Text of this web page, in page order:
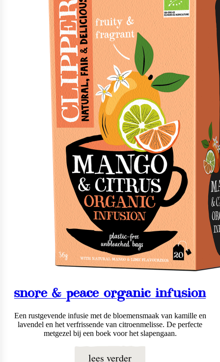
snore & peace organic infusion
Een rustgevende infusie met de bloemensmaak van kamille en
lavendel en het verfrissende van citroenmelisse. De perfecte
metgezel bij een boek voor het slapengaan.
lees verder